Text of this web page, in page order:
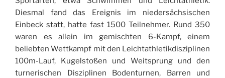
Diesmal fand das Ereignis im niedersächsischen
Einbeck statt, hatte fast 1500 Teilnehmer. Rund 350
waren es allein im gemischten 6-Kampf, einem
beliebten Wettkampf mit den Leichtathletikdisziplinen
100m-Lauf, Kugelstoßen und Weitsprung und den
turnerischen Disziplinen Bodenturnen, Barren und